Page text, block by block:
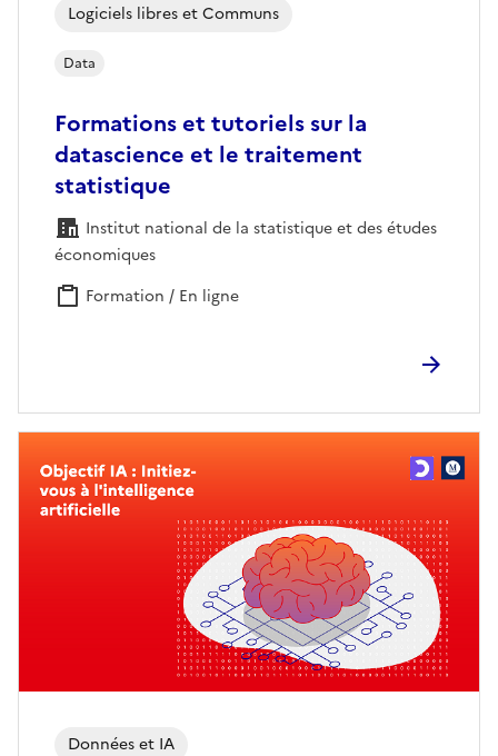
Logiciels libres et Communs
Data
Formations et tutoriels sur la
datascience et le traitement
statistique
Institut national de la statistique et des études
économiques
Formation / En ligne
Données et IA